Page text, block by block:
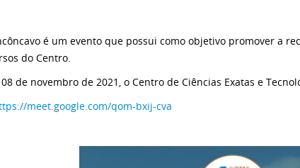
é um evento que possui como objetivo promover a
do Centro.
de novembro de 2021, o Centro de Ciências Exatas e
meet.google.com/qom-bxij-cva